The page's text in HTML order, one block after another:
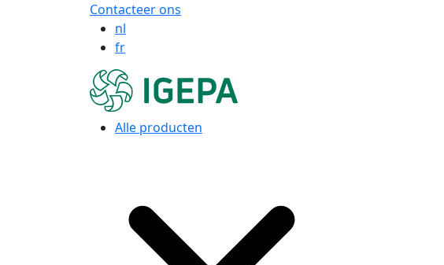
Contacteer ons
nl
fr
Alle producten